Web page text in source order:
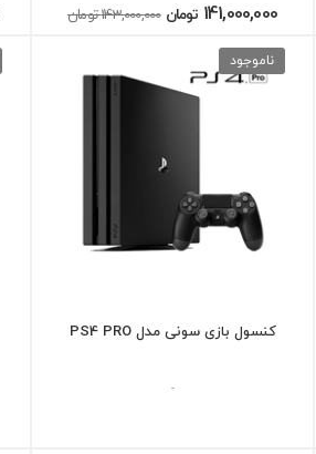
141,000,000 تومان 143,000,000 تومان
ناموجود
کنسول بازی سونی مدل PS4 PRO
-